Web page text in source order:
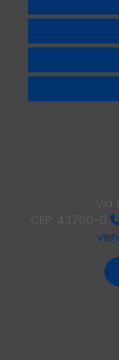
Gerador 500
Gerador 500 kva
Gerador 500 kva
Gerador 55 kva
Gerador 550 kva
Gerador 550 kva
CEP: 43700-0